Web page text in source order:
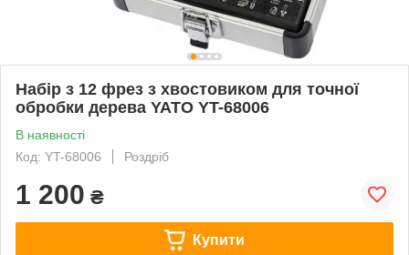
Набір з 12 фрез з хвостовиком для точної
обробки дерева YATO YT-68006
В наявності
Код: YT-68006
Роздріб
1 200 ₴
Купити